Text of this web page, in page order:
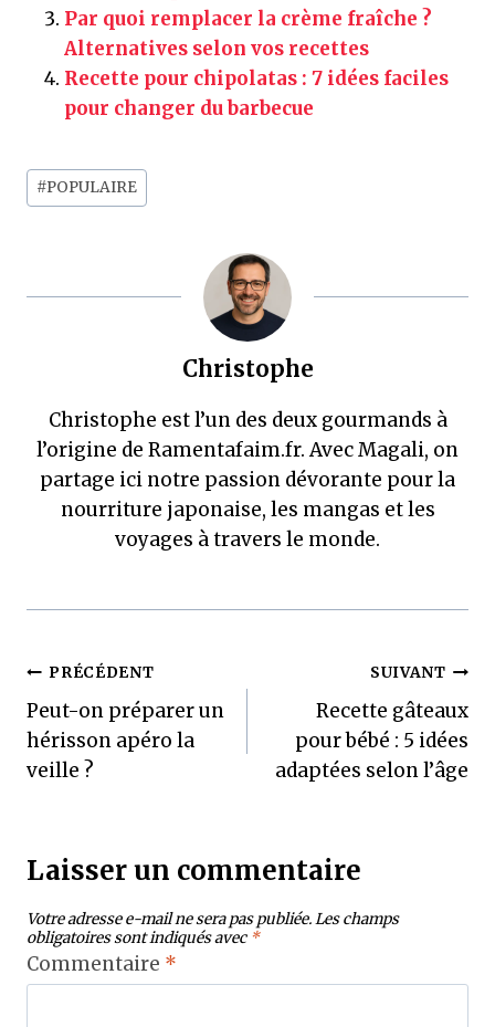
Par quoi remplacer la crème fraîche ?
Alternatives selon vos recettes
Recette pour chipolatas : 7 idées faciles
pour changer du barbecue
Étiquettes
de
#POPULAIRE
Christophe
Christophe est l’un des deux gourmands à
l’origine de Ramentafaim.fr. Avec Magali, on
partage ici notre passion dévorante pour la
nourriture japonaise, les mangas et les
voyages à travers le monde.
Navigation
de
l’article
PRÉCÉDENT
Peut-on préparer un
hérisson apéro la
veille ?
SUIVANT
Recette gâteaux
pour bébé : 5 idées
adaptées selon l’âge
Laisser un commentaire
Votre adresse e-mail ne sera pas publiée.Les champs
obligatoires sont indiqués avec *
Commentaire *